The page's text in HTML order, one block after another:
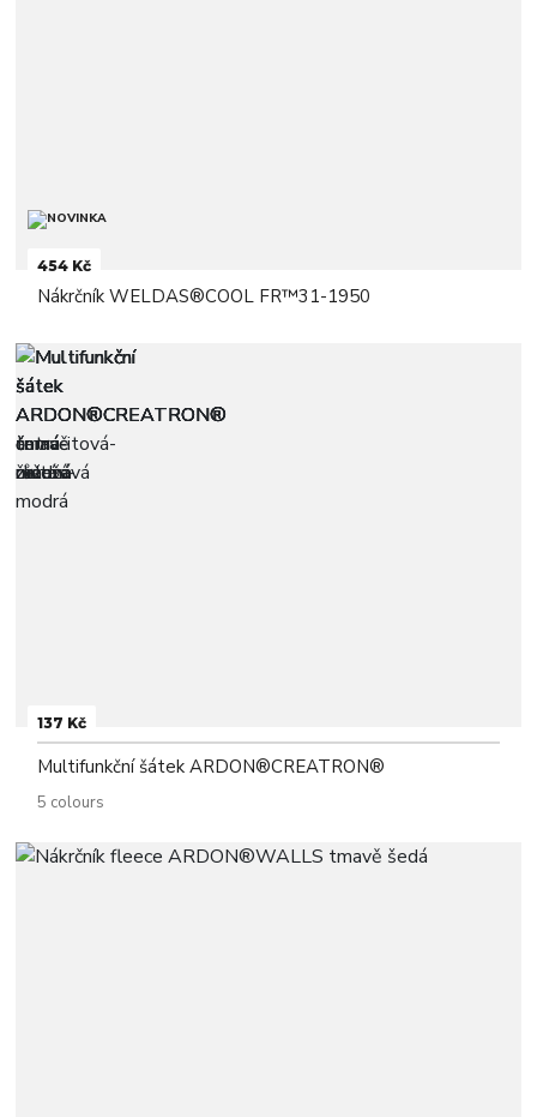
454 Kč
Nákrčník WELDAS®COOL FR™31-1950
137 Kč
Multifunkční šátek ARDON®CREATRON®
5 colours